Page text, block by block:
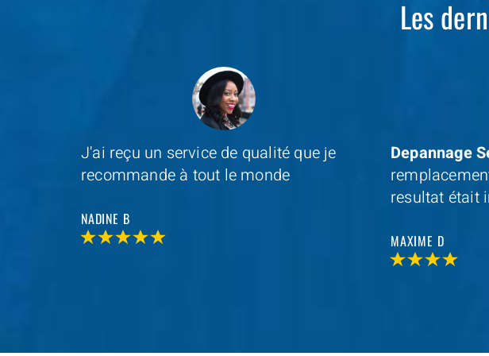
Les
Depannage Servicess'est occupé du
remplacement de ma serrure et le
MAXIME D
Je cherchais
chez moi et
j'ai trouvé et
VALERIE V